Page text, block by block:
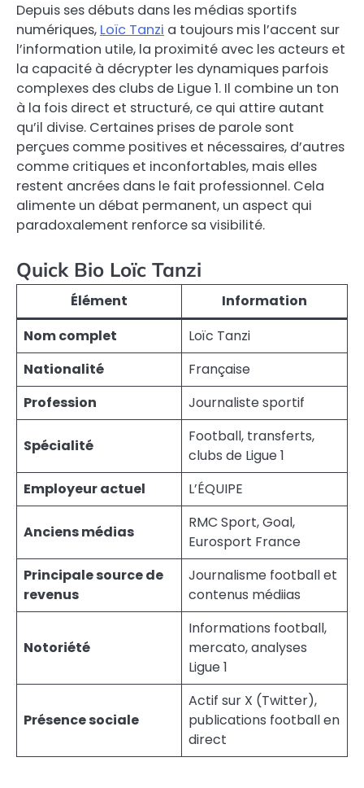
Depuis ses débuts dans les médias sportifs
numériques, Loïc Tanzi a toujours mis l’accent sur
l’information utile, la proximité avec les acteurs et
la capacité à décrypter les dynamiques parfois
complexes des clubs de Ligue 1. Il combine un ton
à la fois direct et structuré, ce qui attire autant
qu’il divise. Certaines prises de parole sont
perçues comme positives et nécessaires, d’autres
comme critiques et inconfortables, mais elles
restent ancrées dans le fait professionnel. Cela
alimente un débat permanent, un aspect qui
paradoxalement renforce sa visibilité.
Quick Bio Loïc Tanzi
Élément
Information
Nom complet
Loïc Tanzi
Nationalité
Française
Profession
Journaliste sportif
Spécialité
Football, transferts,
clubs de Ligue 1
Employeur actuel
L’ÉQUIPE
Anciens médias
RMC Sport, Goal,
Eurosport France
Principale source de
revenus
Journalisme football et
contenus médiias
Notoriété
Informations football,
mercato, analyses
Ligue 1
Présence sociale
Actif sur X (Twitter),
publications football en
direct